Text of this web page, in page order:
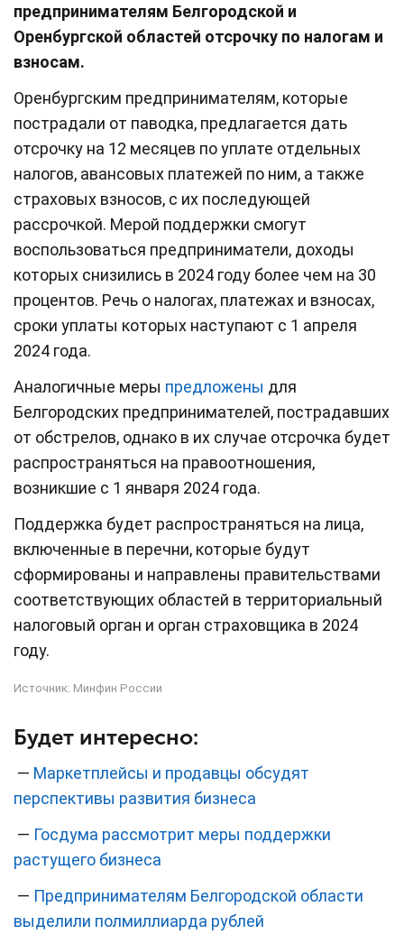
предпринимателям Белгородской и
Оренбургской областей отсрочку по налогам и
взносам.
Оренбургским предпринимателям, которые
пострадали от паводка, предлагается дать
отсрочку на 12 месяцев по уплате отдельных
налогов, авансовых платежей по ним, а также
страховых взносов, с их последующей
рассрочкой. Мерой поддержки смогут
воспользоваться предприниматели, доходы
которых снизились в 2024 году более чем на 30
процентов. Речь о налогах, платежах и взносах,
сроки уплаты которых наступают с 1 апреля
2024 года.
Аналогичные меры предложены для
Белгородских предпринимателей, пострадавших
от обстрелов, однако в их случае отсрочка будет
распространяться на правоотношения,
возникшие с 1 января 2024 года.
Поддержка будет распространяться на лица,
включенные в перечни, которые будут
сформированы и направлены правительствами
соответствующих областей в территориальный
налоговый орган и орган страховщика в 2024
году.
Источник: Минфин России
Будет интересно:
— Маркетплейсы и продавцы обсудят
перспективы развития бизнеса
— Госдума рассмотрит меры поддержки
растущего бизнеса
— Предпринимателям Белгородской области
выделили полмиллиарда рублей